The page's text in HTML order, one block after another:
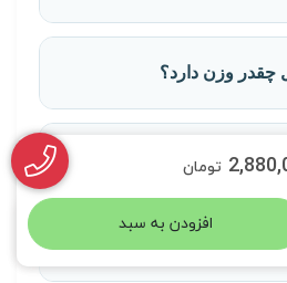
0
تومان
افزودن به سبد
خصوصی ایجاد می‌کند؟
از سکوریت قابل برش است؟